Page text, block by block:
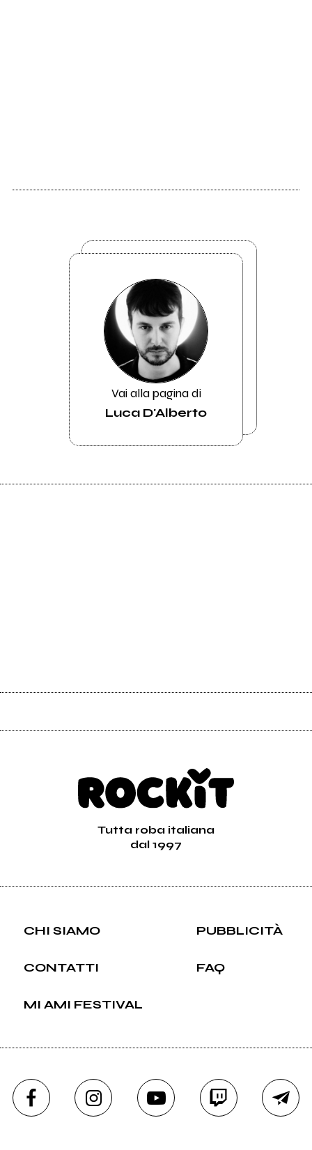
Vai alla pagina di
Luca D'Alberto
Tutta roba italiana
dal 1997
CHI SIAMO PUBBLICITÀ
CONTATTI FAQ
MI AMI FESTIVAL